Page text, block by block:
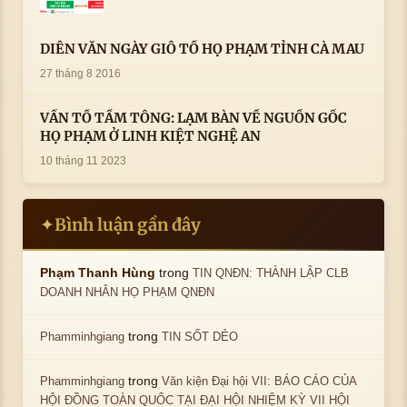
DIỄN VĂN NGÀY GIỖ TỔ HỌ PHẠM TỈNH CÀ MAU
27 tháng 8 2016
VẤN TỔ TẦM TÔNG: LẠM BÀN VỀ NGUỒN GỐC
HỌ PHẠM Ở LINH KIỆT NGHỆ AN
10 tháng 11 2023
✦Bình luận gần đây
Phạm Thanh Hùng trongTIN QNĐN: THÀNH LẬP CLB
DOANH NHÂN HỌ PHẠM QNĐN
Phamminhgiang trongTIN SỐT DẺO
Phamminhgiang trongVăn kiện Đại hội VII: BÁO CÁO CỦA
HỘI ĐỒNG TOÀN QUỐC TẠI ĐẠI HỘI NHIỆM KỲ VII HỘI